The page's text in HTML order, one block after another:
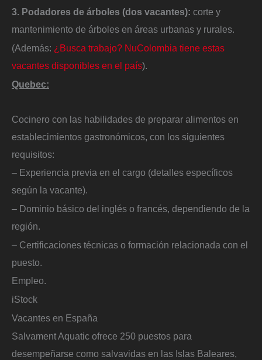
3. Podadores de árboles (dos vacantes): corte y
mantenimiento de árboles en áreas urbanas y rurales.
(Además: ¿Busca trabajo? NuColombia tiene estas
vacantes disponibles en el país).
Quebec:
Cocinero con las habilidades de preparar alimentos en
establecimientos gastronómicos, con los siguientes
requisitos:
– Experiencia previa en el cargo (detalles específicos
según la vacante).
– Dominio básico del inglés o francés, dependiendo de la
región.
– Certificaciones técnicas o formación relacionada con el
puesto.
Empleo.
iStock
Vacantes en España
Salvament Aquatic ofrece 250 puestos para
desempeñarse como salvavidas en las Islas Baleares,